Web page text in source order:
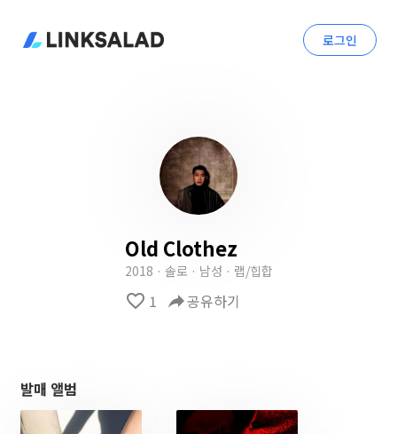
로그인
Old Clothez
2018 · 솔로 · 남성 · 랩/힙합
favorite_border 1 reply공유하기
발매 앨범